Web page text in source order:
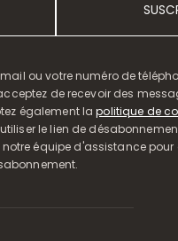
ou votre numéro de
de recevoir des
également lapolitique de
le lien de
équipe d'assistance pour